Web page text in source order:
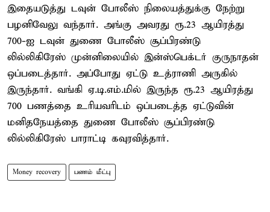
இதையடுத்து டவுன் போலீஸ் நிலையத்துக்கு நேற்று
பழனிவேலு வந்தார். அங்கு அவரது ரூ.23 ஆயிரத்து
700-ஐ டவுன் துணை போலீஸ் சூப்பிரண்டு
லில்லிகிரேஸ் முன்னிலையில் இன்ஸ்பெக்டர் குருநாதன்
ஒப்படைத்தார். அப்போது ஏட்டு உத்ராணி அருகில்
இருந்தார். வங்கி ஏ.டி.எம்.மில் இருந்த ரூ.23 ஆயிரத்து
700 பணத்தை உரியவரிடம் ஒப்படைத்த ஏட்டுவின்
மனிதநேயத்தை துணை போலீஸ் சூப்பிரண்டு
லில்லிகிரேஸ் பாராட்டி கவுரவித்தார்.
Money recovery பணம் மீட்பு